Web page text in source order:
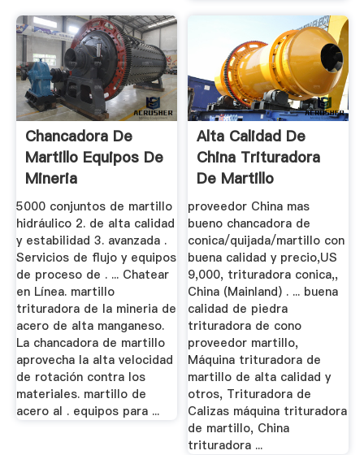
Chancadora De
Martillo Equipos De
Mineria
5000 conjuntos de martillo
hidráulico 2. de alta calidad
y estabilidad 3. avanzada .
Servicios de flujo y equipos
de proceso de . ... Chatear
en Línea. martillo
trituradora de la mineria de
acero de alta manganeso.
La chancadora de martillo
aprovecha la alta velocidad
de rotación contra los
materiales. martillo de
acero al . equipos para ...
Alta Calidad De
China Trituradora
De Martillo
proveedor China mas
bueno chancadora de
conica/quijada/martillo con
buena calidad y precio,US
9,000, trituradora conica,,
China (Mainland) . ... buena
calidad de piedra
trituradora de cono
proveedor martillo,
Máquina trituradora de
martillo de alta calidad y
otros, Trituradora de
Calizas máquina trituradora
de martillo, China
trituradora ...